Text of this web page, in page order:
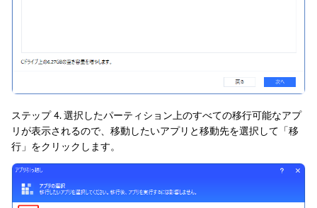
ステップ 4. 選択したパーティション上のすべての移行可能なアプ
リが表示されるので、移動したいアプリと移動先を選択して「移
行」をクリックします。